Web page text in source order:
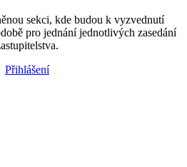
sekci, kde budou k vyzvednutí
pro jednání jednotlivých zasedání
Přihlášení